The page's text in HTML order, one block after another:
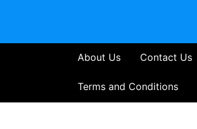
About Us Contact Us
Terms and Conditions